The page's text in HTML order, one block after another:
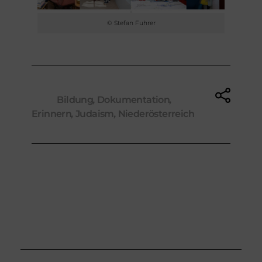
© Stefan Fuhrer
Bildung, Dokumentation,
Erinnern, Judaism, Niederösterreich